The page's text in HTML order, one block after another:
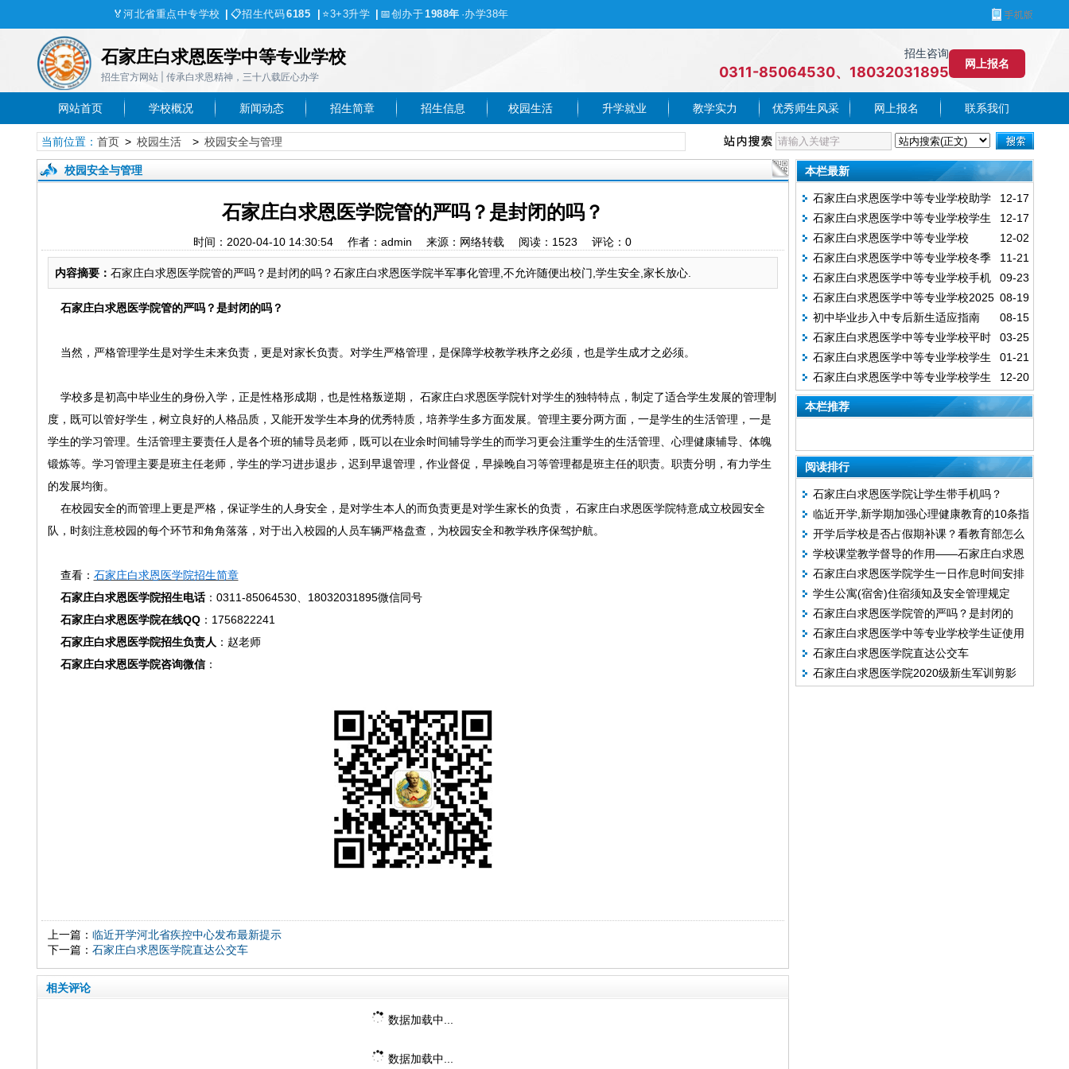
🏅 河北省重点中专学校 📋招生代码6185 ⭐3+3升学 📅创办于1988年 ·办学38年
石家庄白求恩医学中等专业学校
招生官方网站 | 传承白求恩精神，三十八载匠心办学
招生咨询
0311-85064530、18032031895
网上报名
网站首页 学校概况 新闻动态 招生简章 招生信息 校园生活 升学就业 教学实力 优秀师生风采 网上报名 联系我们
当前位置： 首页> 校园生活 > 校园安全与管理
校园安全与管理
石家庄白求恩医学院管的严吗？是封闭的吗？
时间：2020-04-10 14:30:54 作者：admin 来源：网络转载 阅读： 1523 评论： 0
内容摘要： 石家庄白求恩医学院管的严吗？是封闭的吗？石家庄白求恩医学院半军事化管理,不允许随便出校门,学生安全,家长放心.
石家庄白求恩医学院管的严吗？是封闭的吗？
当然，严格管理学生是对学生未来负责，更是对家长负责。对学生严格管理，是保障学校教学秩序之必须，也是学生成才之必须。
学校多是初高中毕业生的身份入学，正是性格形成期，也是性格叛逆期， 石家庄白求恩医学院针对学生的独特特点，制定了适合学生发展的管理制
度，既可以管好学生，树立良好的人格品质，又能开发学生本身的优秀特质，培养学生多方面发展。管理主要分两方面，一是学生的生活管理，一是
学生的学习管理。生活管理主要责任人是各个班的辅导员老师，既可以在业余时间辅导学生的而学习更会注重学生的生活管理、心理健康辅导、体魄
锻炼等。学习管理主要是班主任老师，学生的学习进步退步，迟到早退管理，作业督促，早操晚自习等管理都是班主任的职责。职责分明，有力学生
的发展均衡。
在校园安全的而管理上更是严格，保证学生的人身安全，是对学生本人的而负责更是对学生家长的负责， 石家庄白求恩医学院特意成立校园安全
队，时刻注意校园的每个环节和角角落落，对于出入校园的人员车辆严格盘查，为校园安全和教学秩序保驾护航。
查看： 石家庄白求恩医学院招生简章
石家庄白求恩医学院招生电话：0311-85064530、18032031895微信同号
石家庄白求恩医学院在线QQ：1756822241
石家庄白求恩医学院招生负责人 ：赵老师
石家庄白求恩医学院咨询微信：
上一篇： 临近开学河北省疾控中心发布最新提示
下一篇： 石家庄白求恩医学院直达公交车
相关评论
数据加载中...
数据加载中...
本栏最新
12-17
石家庄白求恩医学中等专业学校助学
金政策
12-17
石家庄白求恩医学中等专业学校学生
请销假管理规定
12-02
石家庄白求恩医学中等专业学校
校“八大禁令”
11-21
石家庄白求恩医学中等专业学校冬季
作息时间表
09-23
石家庄白求恩医学中等专业学校手机
管理规定
08-19
石家庄白求恩医学中等专业学校2025
年秋季作息时间
08-15
初中毕业步入中专后新生适应指南
03-25
石家庄白求恩医学中等专业学校平时
是怎么放假？多久回家一次
01-21
石家庄白求恩医学中等专业学校学生
作息时间安排
12-20
石家庄白求恩医学中等专业学校学生
作息时间安排
本栏推荐
阅读排行
石家庄白求恩医学院让学生带手机吗？
临近开学,新学期加强心理健康教育的10条指
导建议来了
开学后学校是否占假期补课？看教育部怎么
说？
学校课堂教学督导的作用——石家庄白求恩
医学院
石家庄白求恩医学院学生一日作息时间安排
学生公寓(宿舍)住宿须知及安全管理规定
石家庄白求恩医学院管的严吗？是封闭的
吗？
石家庄白求恩医学中等专业学校学生证使用
规定
石家庄白求恩医学院直达公交车
石家庄白求恩医学院2020级新生军训剪影